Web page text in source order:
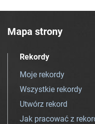
Mapa strony
Rekordy
Moje rekordy
Wszystkie rekordy
Utwórz rekord
Jak pracować z